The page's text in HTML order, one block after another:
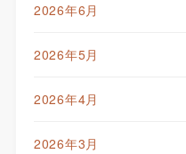
2026年6月
2026年5月
2026年4月
2026年3月